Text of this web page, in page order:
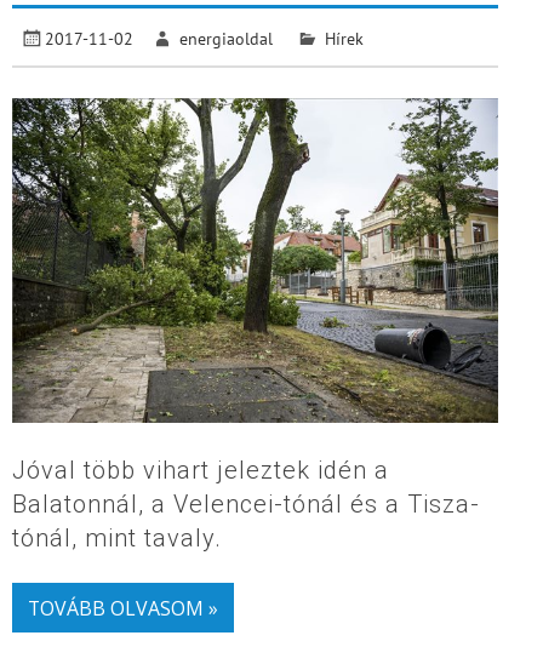
2017-11-02 energiaoldal Hírek
Jóval több vihart jeleztek idén a
Balatonnál, a Velencei-tónál és a Tisza-
tónál, mint tavaly.
TOVÁBB OLVASOM »